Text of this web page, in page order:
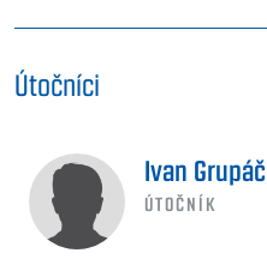
Útočníci
Ivan Grupáč
ÚTOČNÍK